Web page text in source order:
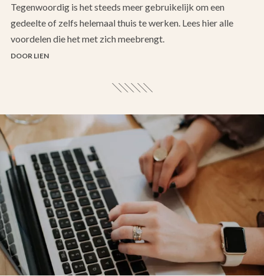
Tegenwoordig is het steeds meer gebruikelijk om een
gedeelte of zelfs helemaal thuis te werken. Lees hier alle
voordelen die het met zich meebrengt.
DOOR LIEN